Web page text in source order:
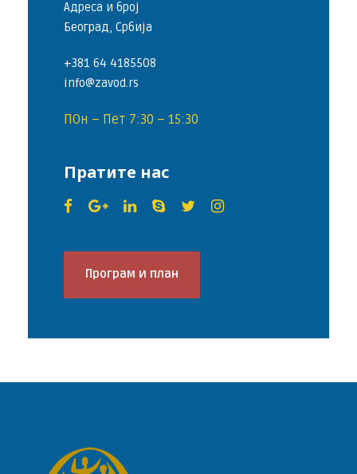
Адреса и број
Београд, Србија
+381 64 4185508
info@zavod.rs
ПОн – Пет 7:30 – 15:30
Пратите нас
Програм и план